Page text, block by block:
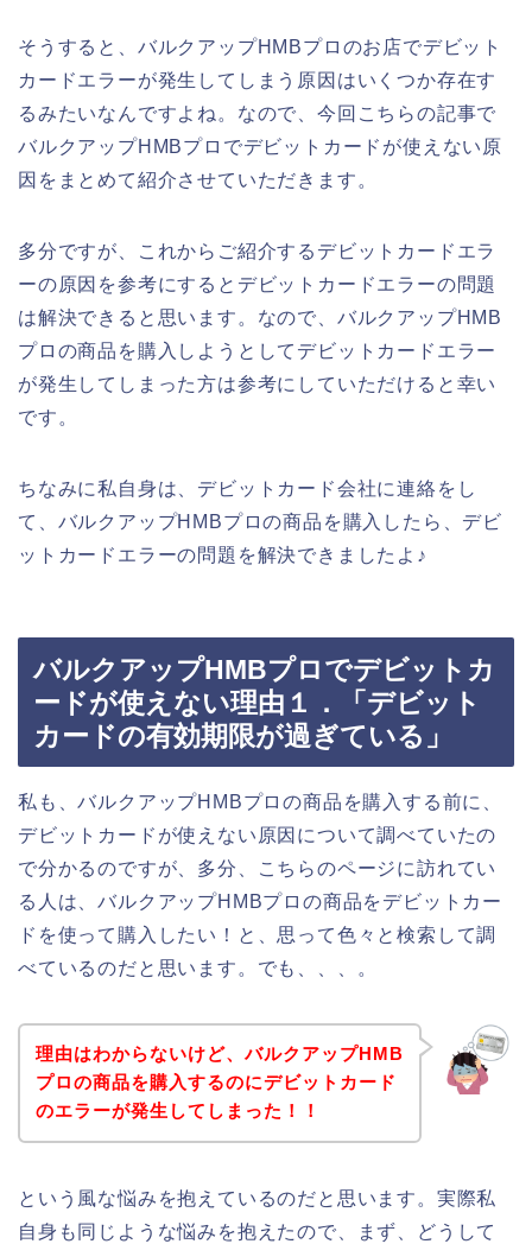
そうすると、バルクアップHMBプロのお店でデビット
カードエラーが発生してしまう原因はいくつか存在す
るみたいなんですよね。なので、今回こちらの記事で
バルクアップHMBプロでデビットカードが使えない原
因をまとめて紹介させていただきます。
多分ですが、これからご紹介するデビットカードエラ
ーの原因を参考にするとデビットカードエラーの問題
は解決できると思います。なので、バルクアップHMB
プロの商品を購入しようとしてデビットカードエラー
が発生してしまった方は参考にしていただけると幸い
です。
ちなみに私自身は、デビットカード会社に連絡をし
て、バルクアップHMBプロの商品を購入したら、デビ
ットカードエラーの問題を解決できましたよ♪
バルクアップHMBプロでデビットカ
ードが使えない理由１．「デビット
カードの有効期限が過ぎている」
私も、バルクアップHMBプロの商品を購入する前に、
デビットカードが使えない原因について調べていたの
で分かるのですが、多分、こちらのページに訪れてい
る人は、バルクアップHMBプロの商品をデビットカー
ドを使って購入したい！と、思って色々と検索して調
べているのだと思います。でも、、、。
理由はわからないけど、バルクアップHMB
プロの商品を購入するのにデビットカード
のエラーが発生してしまった！！
という風な悩みを抱えているのだと思います。実際私
自身も同じような悩みを抱えたので、まず、どうして